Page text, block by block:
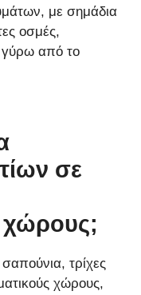
με σημάδια
οσμές,
γύρω από το
σε
χώρους;
σαπούνια, τρίχες
χώρους,